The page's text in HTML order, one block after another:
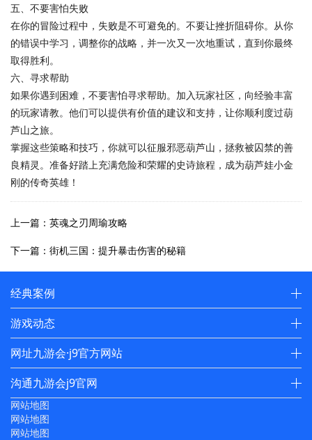
五、不要害怕失败
在你的冒险过程中，失败是不可避免的。不要让挫折阻碍你。从你
的错误中学习，调整你的战略，并一次又一次地重试，直到你最终
取得胜利。
六、寻求帮助
如果你遇到困难，不要害怕寻求帮助。加入玩家社区，向经验丰富
的玩家请教。他们可以提供有价值的建议和支持，让你顺利度过葫
芦山之旅。
掌握这些策略和技巧，你就可以征服邪恶葫芦山，拯救被囚禁的善
良精灵。准备好踏上充满危险和荣耀的史诗旅程，成为葫芦娃小金
刚的传奇英雄！
上一篇：英魂之刃周瑜攻略
下一篇：街机三国：提升暴击伤害的秘籍
经典案例
游戏动态
网址九游会·j9官方网站
沟通九游会j9官网
网站地图
网站地图
网站地图